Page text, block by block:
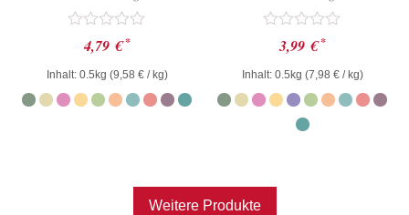
Bewertet
mit
0
von
5
4,79 € *
Inhalt: 0.5kg (9,58 €/ kg)
Bewertet
mit
0
von
5
3,99 € *
Inhalt: 0.5kg (7,98 €/ kg)
Weitere Produkte